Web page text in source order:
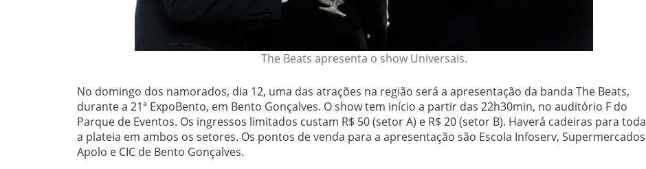
The Beats apresenta o show Universais.
No domingo dos namorados, dia 12, uma das atrações na região será a apresentação da banda The Beats,
durante a 21ª ExpoBento, em Bento Gonçalves. O show tem início a partir das 22h30min, no auditório F do
Parque de Eventos. Os ingressos limitados custam R$ 50 (setor A) e R$ 20 (setor B). Haverá cadeiras para toda
a plateia em ambos os setores. Os pontos de venda para a apresentação são Escola Infoserv, Supermercados
Apolo e CIC de Bento Gonçalves.